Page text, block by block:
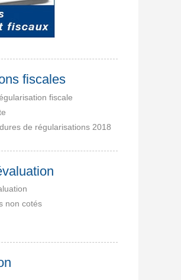
fiscales
fiscale
de régularisations 2018
non cotés